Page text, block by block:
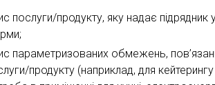
послуги/продукту, яку надає підрядник
параметризованих обмежень,
продукту (наприклад, для